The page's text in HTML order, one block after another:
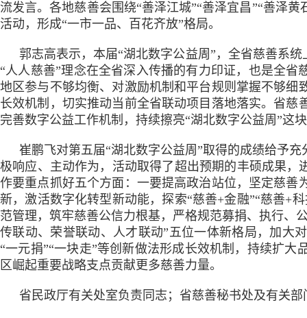
流发言。各地慈善会围绕“善泽江城”“善泽宜昌”“善泽
活动，形成“一市一品、百花齐放”格局。
郭志高表示，本届“湖北数字公益周”，全省慈善系
“人人慈善”理念在全省深入传播的有力印证，也是全
地区参与不够均衡、对激励机制和平台规则掌握不够
长效机制，切实推动当前全省联动项目落地落实。省
完善数字公益工作机制，持续擦亮“湖北数字公益周”这
崔鹏飞对第五届“湖北数字公益周”取得的成绩给予
极响应、主动作为，活动取得了超出预期的丰硕成果
作要重点抓好五个方面：一要提高政治站位，坚定慈
新，激活数字化转型新动能，探索“慈善+金融”“慈善+
范管理，筑牢慈善公信力根基，严格规范募捐、执行、
传联动、荣誉联动、人才联动”五位一体新格局，加大
“一元捐”“一块走”等创新做法形成长效机制，持续扩
区崛起重要战略支点贡献更多慈善力量。
省民政厅有关处室负责同志；省慈善秘书处及有关